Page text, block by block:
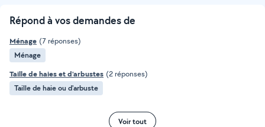
Répond à vos demandes de
Ménage (7 réponses)
Ménage
Taille de haies et d'arbustes (2 réponses)
Taille de haie ou d'arbuste
Voir tout